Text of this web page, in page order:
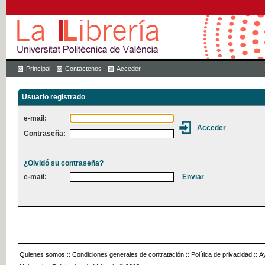
Principal Contáctenos Acceder
Usuario registrado
e-mail:
Contraseña:
¿Olvidó su contraseña?
e-mail:
Quienes somos :: Condiciones generales de contratación :: Política de privacidad ::